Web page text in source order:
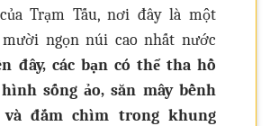
Trạm Tấu, nơi đây là một
ngọn núi cao nhất nước
đây, các bạn có thể tha hồ
sống ảo, săn mây bềnh
và đắm chìm trong khung